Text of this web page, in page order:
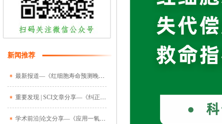
新闻推荐
最新报道—《红细胞寿命预测晚期胃癌患者抗肿瘤治疗后中度及重度贫血：一项前瞻性研究》（译）
重要发现 | SCI文章分享—《纠正T2DM患者红细胞寿命缩短对HbA1c检测值的影响：建模和内外验证》（译）
学术前沿|论文分享—《应用一氧化碳呼吸试验探讨高血糖对红细胞寿命影响的可逆性》